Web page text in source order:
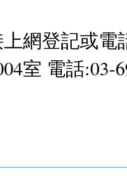
網登記或電
室 電話:03-